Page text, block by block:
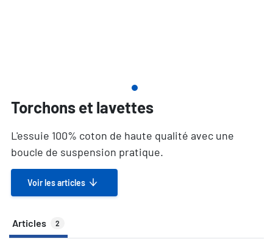
Torchons et lavettes
L'essuie 100% coton de haute qualité avec une
boucle de suspension pratique.
Voir les articles
Articles 2